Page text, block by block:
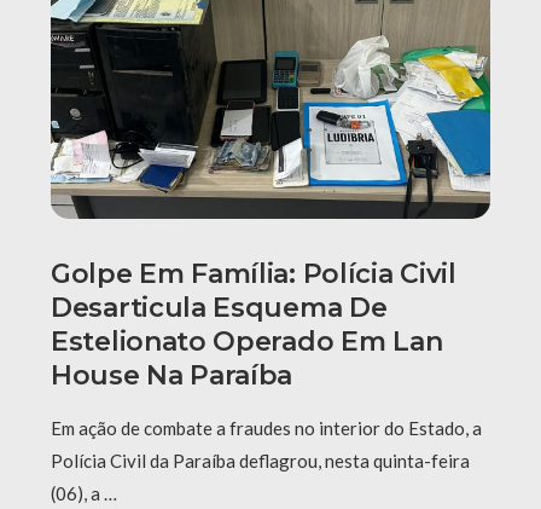
Golpe Em Família: Polícia Civil
Desarticula Esquema De
Estelionato Operado Em Lan
House Na Paraíba
Em ação de combate a fraudes no interior do Estado, a
Polícia Civil da Paraíba deflagrou, nesta quinta-feira
(06), a …